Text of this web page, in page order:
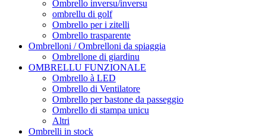
Ombrello inversu/inversu
ombrellu di golf
Ombrello per i zitelli
Ombrello trasparente
Ombrelloni / Ombrelloni da spiaggia
Ombrellone di giardinu
OMBRELLU FUNZIONALE
Ombrello à LED
Ombrello di Ventilatore
Ombrello per bastone da passeggio
Ombrello di stampa unicu
Altri
Ombrelli in stock